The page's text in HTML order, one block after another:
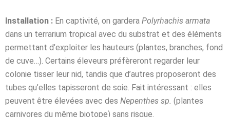
Installation : En captivité, on gardera Polyrhachis armata
dans un terrarium tropical avec du substrat et des éléments
permettant d’exploiter les hauteurs (plantes, branches, fond
de cuve…). Certains éleveurs préfèreront regarder leur
colonie tisser leur nid, tandis que d’autres proposeront des
tubes qu’elles tapisseront de soie. Fait intéressant : elles
peuvent être élevées avec des Nepenthes sp. (plantes
carnivores du même biotope) sans risque.